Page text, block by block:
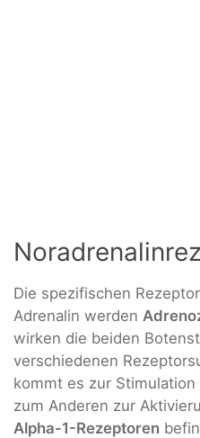
Die spezifischen
Adrenalin werden
wirken die beiden
verschiedenen
kommt es zur Stimulation
zum Anderen zur
Alpha-1-Rezeptoren